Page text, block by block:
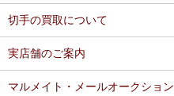
切手の買取について
実店舗のご案内
マルメイト・メールオークション